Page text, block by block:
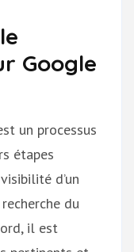
Google
un processus
étapes
d’un
du
il est